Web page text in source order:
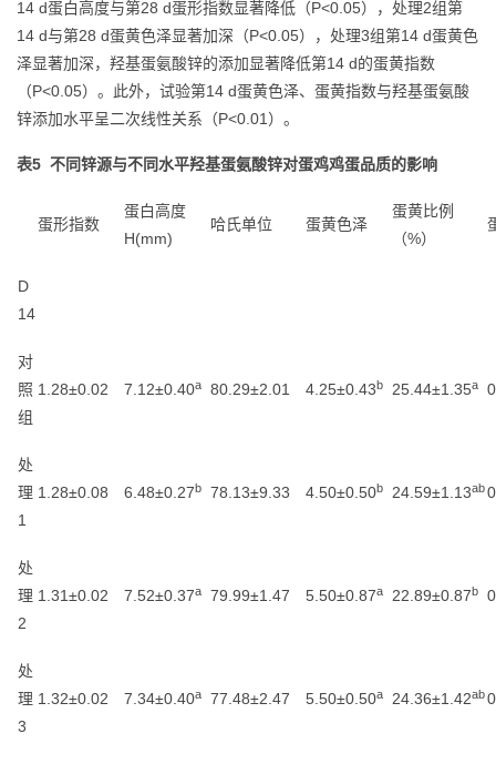
14 d蛋白高度与第28 d蛋形指数显著降低（P<0.05），处理2组第
14 d与第28 d蛋黄色泽显著加深（P<0.05），处理3组第14 d蛋黄色
泽显著加深，羟基蛋氨酸锌的添加显著降低第14 d的蛋黄指数
（P<0.05）。此外，试验第14 d蛋黄色泽、蛋黄指数与羟基蛋氨酸
锌添加水平呈二次线性关系（P<0.01）。
表5 不同锌源与不同水平羟基蛋氨酸锌对蛋鸡鸡蛋品质的影响
蛋形指数
蛋白高度
H(mm)
哈氏单位 蛋黄色泽
蛋黄比例
（%）
D
14
对
照
组
1.28±0.02 7.12±0.40a 80.29±2.01 4.25±0.43b 25.44±1.35a
处
理
1
1.28±0.08 6.48±0.27b 78.13±9.33 4.50±0.50b 24.59±1.13ab
处
理
2
1.31±0.02 7.52±0.37a 79.99±1.47 5.50±0.87a 22.89±0.87b
处
理
3
1.32±0.02 7.34±0.40a 77.48±2.47 5.50±0.50a 24.36±1.42ab